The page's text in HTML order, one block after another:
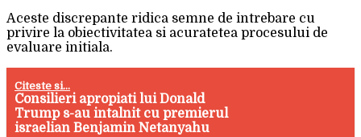
Aceste discrepante ridica semne de intrebare cu
privire la obiectivitatea si acuratetea procesului de
evaluare initiala.
Citeste si...
Consilieri apropiati lui Donald
Trump s-au intalnit cu premierul
israelian Benjamin Netanyahu